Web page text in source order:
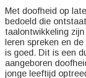
Met doofheid op
bedoeld die
taalontwikkeling
leren spreken en
is goed. Dit is een
aangeboren
jonge leeftijd